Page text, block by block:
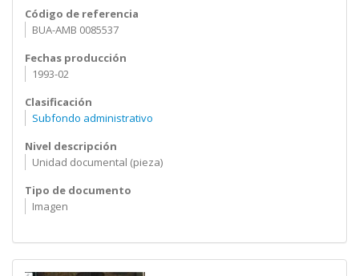
Código de referencia
BUA-AMB 0085537
Fechas producción
1993-02
Clasificación
Subfondo administrativo
Nivel descripción
Unidad documental (pieza)
Tipo de documento
Imagen